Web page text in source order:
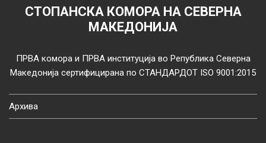
СТОПАНСКА КОМОРА НА СЕВЕРНА
МАКЕДОНИЈА
ПРВА комора и ПРВА институција во Република Северна
Македонија сертифицирана по СТАНДАРДОТ ISO 9001:2015
Архива